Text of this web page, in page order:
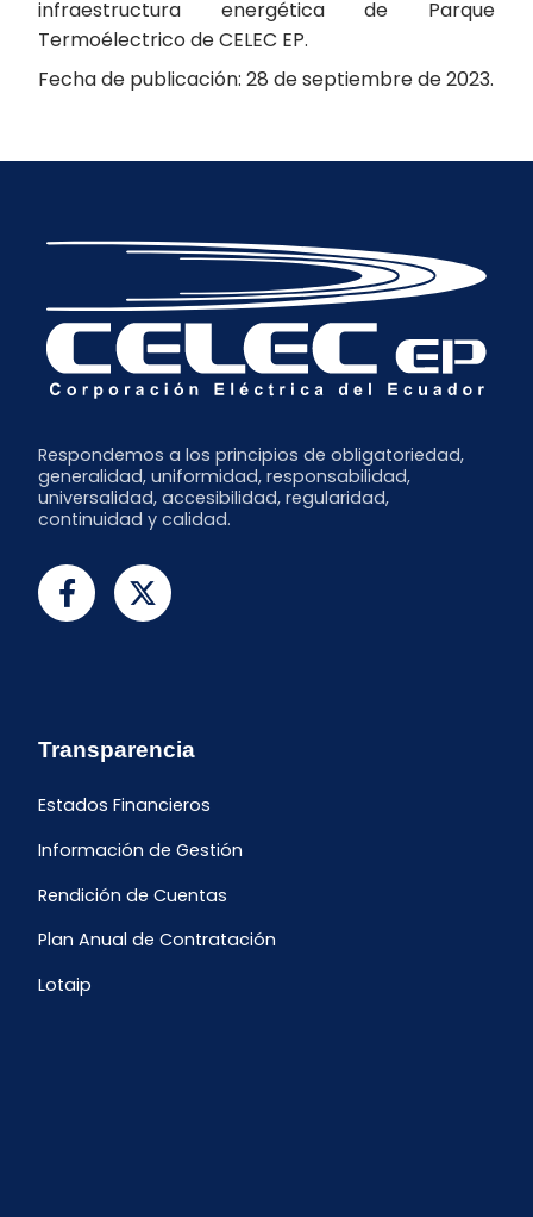
infraestructura energética de Parque
Termoélectrico de CELEC EP.
Fecha de publicación: 28 de septiembre de 2023.
Respondemos a los principios de obligatoriedad,
generalidad, uniformidad, responsabilidad,
universalidad, accesibilidad, regularidad,
continuidad y calidad.
Transparencia
Estados Financieros
Información de Gestión
Rendición de Cuentas
Plan Anual de Contratación
Lotaip